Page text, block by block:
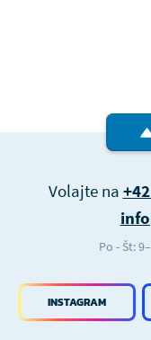
INSTAGRAM
Volajte na
Po - Št: